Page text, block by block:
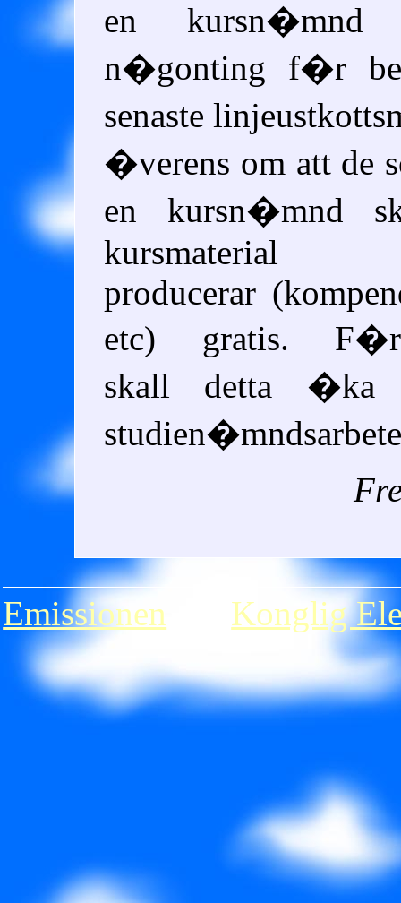
en
n�gonting f�r
senaste
�verens om att de
en kursn�mnd
kursmaterial
producerar
etc) gratis.
skall detta �ka
Emissionen Konglig